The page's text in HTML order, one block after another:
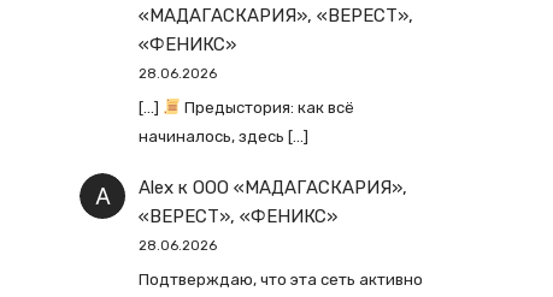
«МАДАГАСКАРИЯ», «ВЕРЕСТ»,
«ФЕНИКС»
28.06.2026
[…]
Предыстория: как всё
начиналось, здесь […]
Alexк ООО «МАДАГАСКАРИЯ»,
«ВЕРЕСТ», «ФЕНИКС»
28.06.2026
Подтверждаю, что эта сеть активно